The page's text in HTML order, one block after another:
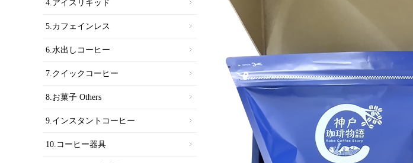
4.アイスリキッド
5.カフェインレス
6.水出しコーヒー
7.クイックコーヒー
8.お菓子 Others
9.インスタントコーヒー
10.コーヒー器具